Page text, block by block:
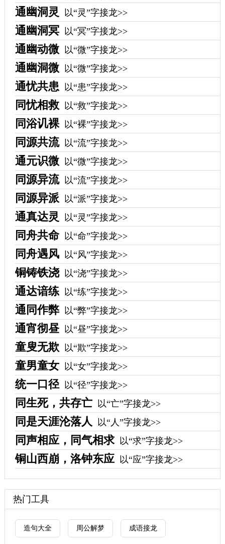
通幽洞灵 以“灵”字接龙>>
通幽洞冥 以“冥”字接龙>>
通幽动微 以“微”字接龙>>
通幽洞微 以“微”字接龙>>
通忧共患 以“患”字接龙>>
同忧相救 以“救”字接龙>>
同浴讥裸 以“裸”字接龙>>
同源共流 以“流”字接龙>>
通元识微 以“微”字接龙>>
同源异流 以“流”字接龙>>
同源异派 以“派”字接龙>>
通真达灵 以“灵”字接龙>>
同舟共命 以“命”字接龙>>
同舟遇风 以“风”字接龙>>
铜铸铁浇 以“浇”字接龙>>
通达谙练 以“练”字接龙>>
通同作弊 以“弊”字接龙>>
通宵彻昼 以“昼”字接龙>>
童叟无欺 以“欺”字接龙>>
童男童女 以“女”字接龙>>
统一口径 以“径”字接龙>>
同生死，共存亡 以“亡”字接龙>>
同是天涯沦落人 以“人”字接龙>>
同声相应，同气相求 以“求”字接龙>>
铜山西崩，洛钟东应 以“应”字接龙>>
热门工具
造句大全 周公解梦 成语接龙